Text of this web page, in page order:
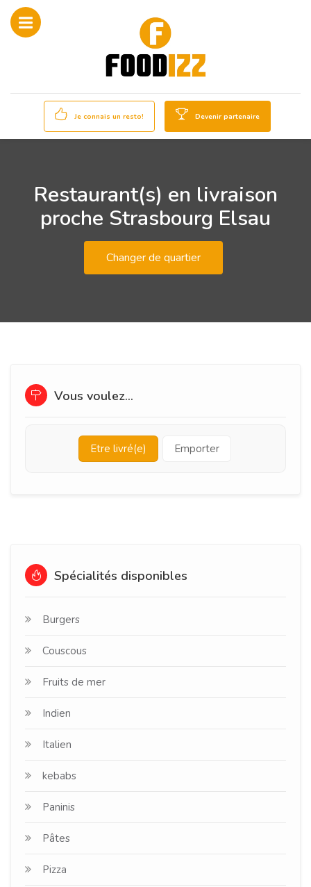
Je connais un resto! Devenir partenaire
Restaurant(s) en livraison
proche Strasbourg Elsau
Changer de quartier
Vous voulez...
Etre livré(e) Emporter
Spécialités disponibles
Burgers
Couscous
Fruits de mer
Indien
Italien
kebabs
Paninis
Pâtes
Pizza